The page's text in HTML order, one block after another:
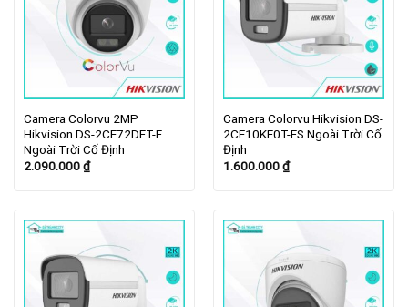
Camera Colorvu 2MP
Hikvision DS-2CE72DFT-F
Ngoài Trời Cố Định
2.090.000₫
Camera Colorvu Hikvision DS-
2CE10KF0T-FS Ngoài Trời Cố
Định
1.600.000₫